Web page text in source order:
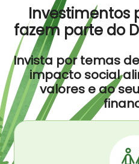
Investimentos
fazem parte do
Invista por temas
impacto social
valores e ao